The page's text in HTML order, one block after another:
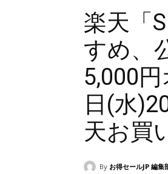
楽天「
すめ、
5,000
日(水
天お買
By お得セールJP 編集